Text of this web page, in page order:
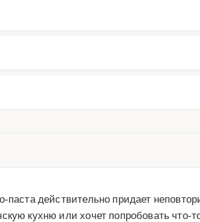
действительно придает
кухню или хочет попробовать что-